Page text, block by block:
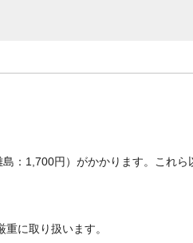
：1,700円）がかかります。これら
に取り扱います。